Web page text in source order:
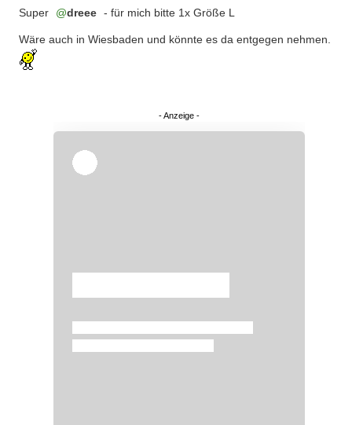
Super dreee - für mich bitte 1x Größe L
Wäre auch in Wiesbaden und könnte es da entgegen nehmen.